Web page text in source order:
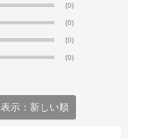
(0)
(0)
(0)
(0)
表示：新しい順